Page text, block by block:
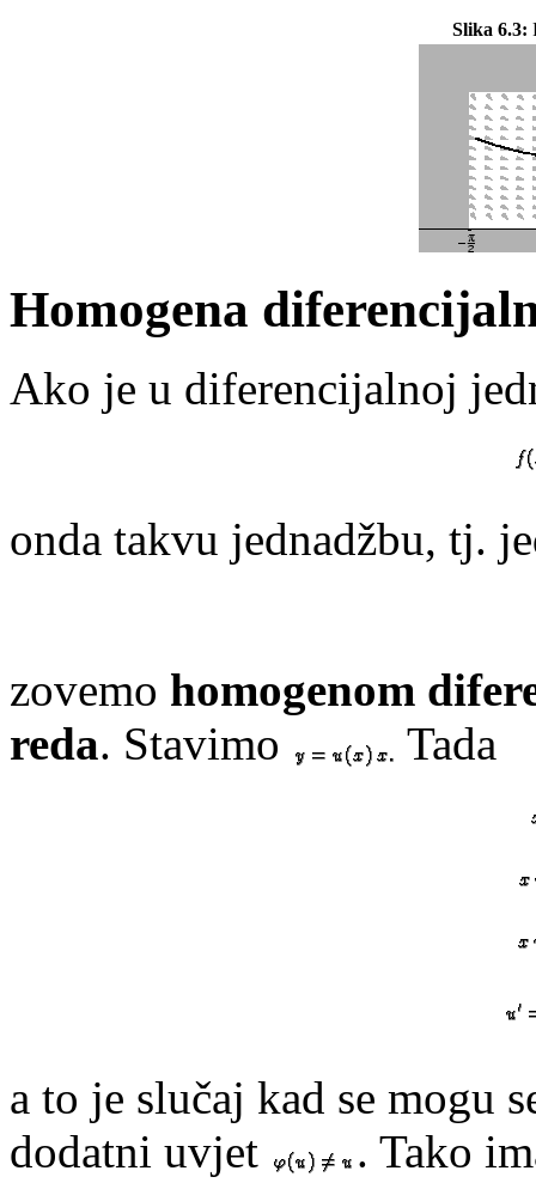
Slika 6.3:
Homogena
Ako je u diferencijalnoj
onda takvu jednadžbu, tj.
zovemo homogenom
reda. Stavimo Tada
a to je slučaj kad se mogu
dodatni uvjet
. Tako